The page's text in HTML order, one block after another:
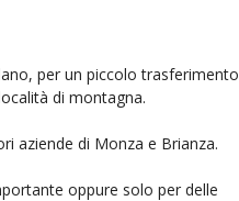
per un piccolo trasferimento
di montagna.
aziende di Monza e Brianza.
oppure solo per delle